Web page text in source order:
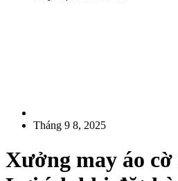
Tháng 9 8, 2025
Xưởng may áo cờ